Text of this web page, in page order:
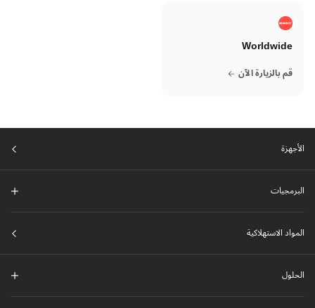
Worldwide
قم بالزيارة الآن
الأجهزة
البرمجيات
المواد الاستهلاكية
الحلول